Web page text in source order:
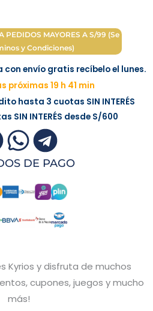
PEDIDOS MAYORES A S/99 (Se
y Condiciones)
envío gratis recíbelo el lunes.
próximas 19 h 41 min
hasta 3 cuotas SIN INTERÉS
SIN INTERÉS desde S/600
DE PAGO
Kyrios y disfruta de muchos
cupones, juegos y mucho
más!